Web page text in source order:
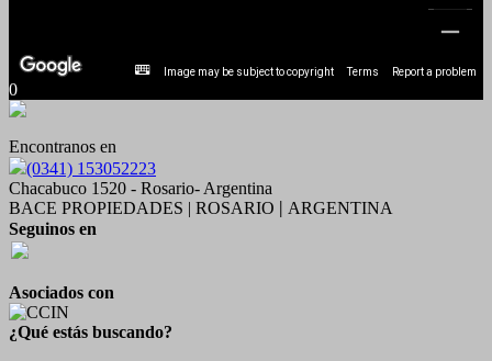
Image may be subject to copyright Terms Report a problem
0
Encontranos en
(0341) 153052223
Chacabuco 1520 - Rosario- Argentina
BACE PROPIEDADES | ROSARIO
ARGENTINA
Seguinos en
Asociados con
¿Qué estás buscando?